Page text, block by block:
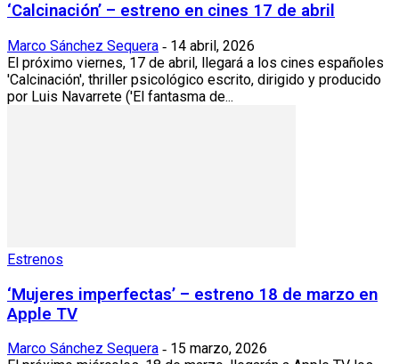
‘Calcinación’ – estreno en cines 17 de abril
Marco Sánchez Sequera - 14 abril, 2026
El próximo viernes, 17 de abril, llegará a los cines españoles
'Calcinación', thriller psicológico escrito, dirigido y producido
por Luis Navarrete ('El fantasma de...
Estrenos
‘Mujeres imperfectas’ – estreno 18 de marzo en
Apple TV
Marco Sánchez Sequera - 15 marzo, 2026